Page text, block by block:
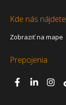
Kde nás nájdete
Zobraziť na mape
Prepojenia